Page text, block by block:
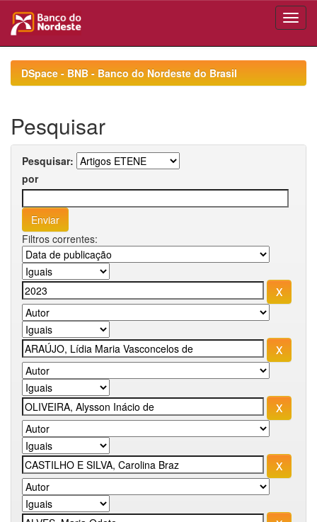
navigationDSpace - BNB - Banco do Nordeste do Brasil
Pesquisar
Pesquisar:
por
Filtros correntes: